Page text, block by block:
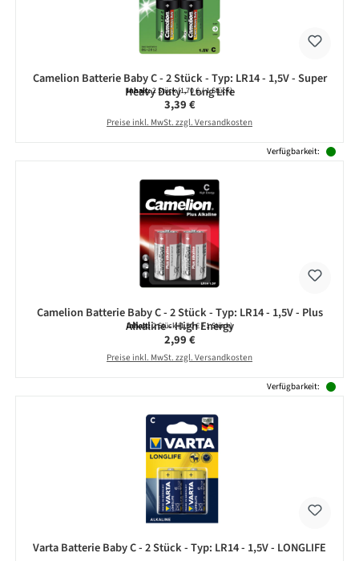
Camelion Batterie Baby C - 2 Stück - Typ: LR14 - 1,5V - Super
Heavy Duty - Long Life
Inhalt:2 Stück(1,70 € / 1 Stück)
Regulärer Preis:
3,39 €
Preise inkl. MwSt. zzgl. Versandkosten
Verfügbarkeit:
Camelion Batterie Baby C - 2 Stück - Typ: LR14 - 1,5V - Plus
Alkaline - High Energy
Inhalt:2 Stück(1,50 € / 1 Stück)
Regulärer Preis:
2,99 €
Preise inkl. MwSt. zzgl. Versandkosten
Verfügbarkeit:
Varta Batterie Baby C - 2 Stück - Typ: LR14 - 1,5V - LONGLIFE